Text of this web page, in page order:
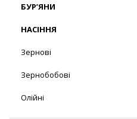
БУР’ЯНИ
НАСІННЯ
Зернові
Зернобобові
Олійні